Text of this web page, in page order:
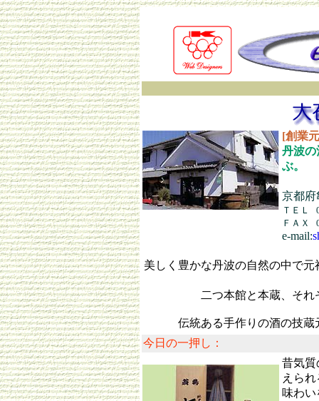
[創業
丹波の
ぶ。
京都府
ＴＥＬ
ＦＡＸ
e-mail:
美しく豊かな丹波の自然の中で
二つ本館と本蔵、そ
伝統ある手作りの酒の技
今日の一押し：
昔気質
えら
味わ